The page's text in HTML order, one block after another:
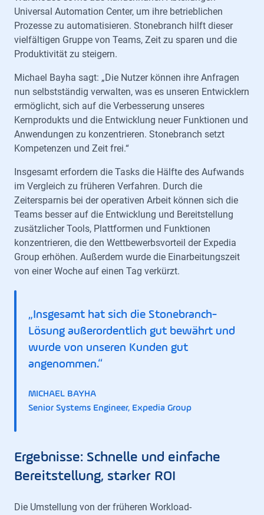
Universal Automation Center, um ihre betrieblichen
Prozesse zu automatisieren. Stonebranch hilft dieser
vielfältigen Gruppe von Teams, Zeit zu sparen und die
Produktivität zu steigern.
Michael Bayha sagt: „Die Nutzer können ihre Anfragen
nun selbstständig verwalten, was es unseren Entwicklern
ermöglicht, sich auf die Verbesserung unseres
Kernprodukts und die Entwicklung neuer Funktionen und
Anwendungen zu konzentrieren. Stonebranch setzt
Kompetenzen und Zeit frei.“
Insgesamt erfordern die Tasks die Hälfte des Aufwands
im Vergleich zu früheren Verfahren. Durch die
Zeitersparnis bei der operativen Arbeit können sich die
Teams besser auf die Entwicklung und Bereitstellung
zusätzlicher Tools, Plattformen und Funktionen
konzentrieren, die den Wettbewerbsvorteil der Expedia
Group erhöhen. Außerdem wurde die Einarbeitungszeit
von einer Woche auf einen Tag verkürzt.
„Insgesamt hat sich die Stonebranch-
Lösung außerordentlich gut bewährt und
wurde von unseren Kunden gut
angenommen.“
MICHAEL BAYHA
Senior Systems Engineer, Expedia Group
Ergebnisse: Schnelle und einfache
Bereitstellung, starker ROI
Die Umstellung von der früheren Workload-